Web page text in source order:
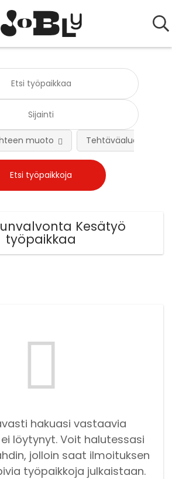
muoto Tehtäväalue
Kesätyö
työpaikkaa
hakuasi vastaavia
löytynyt. Voit halutessasi
jolloin saat ilmoituksen
työpaikkoja julkaistaan.